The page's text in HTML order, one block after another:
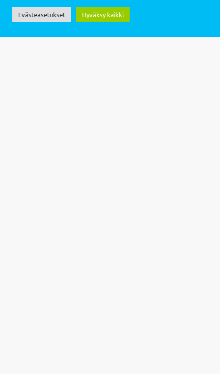
PALVELUT
Evästeasetukset Hyväksy kaikki